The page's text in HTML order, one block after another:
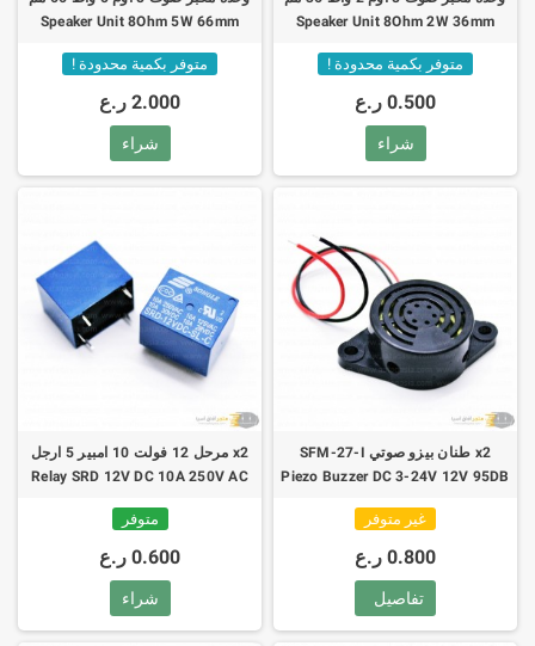
Speaker Unit 8Ohm 2W 36mm
متوفر بكمية محدودة !
0.500 ر.ع
شراء
Speaker Unit 8Ohm 5W 66mm
متوفر بكمية محدودة !
2.000 ر.ع
شراء
x2 طنان بيزو صوتي SFM-27-I
Piezo Buzzer DC 3-24V 12V 95DB
غير متوفر
0.800 ر.ع
تفاصيل
x2 مرحل 12 فولت 10 امبير 5 ارجل
Relay SRD 12V DC 10A 250V AC
متوفر
0.600 ر.ع
شراء